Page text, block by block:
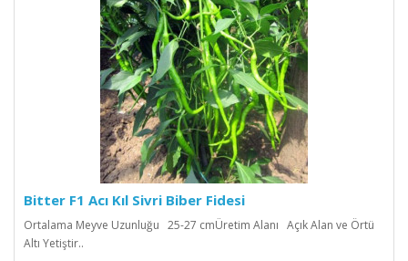
Bitter F1 Acı Kıl Sivri Biber Fidesi
Ortalama Meyve Uzunluğu 25-27 cmÜretim Alanı Açık Alan ve Örtü
Altı Yetiştir..